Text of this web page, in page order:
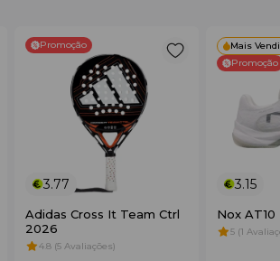
tecido stretch
Promoção
3.77
Adidas Cross It Team Ctrl
2026
4.8 (5 Avaliações)
Mais
Promoção
3.15
Nox
5 (1